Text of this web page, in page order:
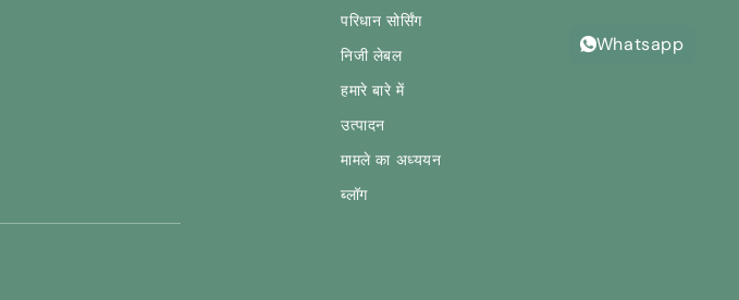
परिधान सोर्सिंग
निजी लेबल
हमारे बारे में
उत्पादन
मामले का अध्ययन
ब्लॉग
Whatsapp